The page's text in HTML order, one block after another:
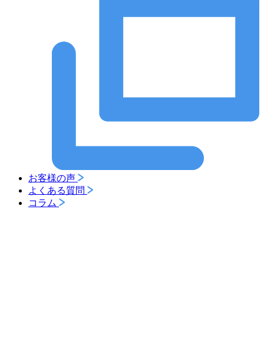
お客様の声
よくある質問
コラム